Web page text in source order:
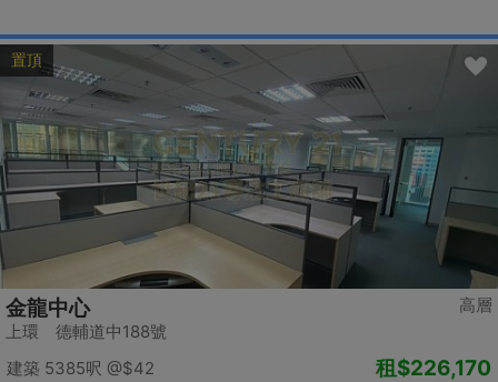
置頂
高層
金龍中心
上環 德輔道中188號
建築 5385呎 @$42
租$226,170